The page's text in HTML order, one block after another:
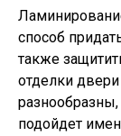
способ
также
отделки
подойдет